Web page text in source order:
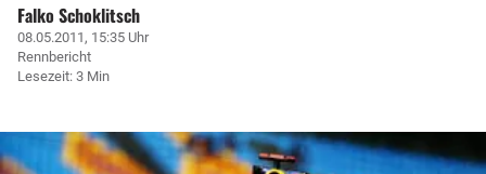
Falko Schoklitsch
08.05.2011, 15:35 Uhr
Rennbericht
Lesezeit: 3 Min